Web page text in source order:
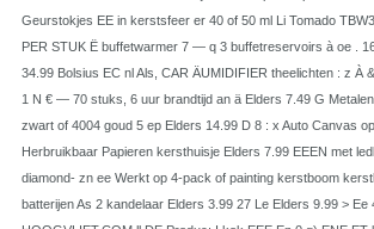
Geurstokjes EE in kerstsfeer er 40 of 50 ml Li Tomado
PER STUK Ë buffetwarmer 7 — q 3 buffetreservoirs à oe .
34.99 Bolsius EC nl Als, CAR ÄUMIDIFIER theelichten : z À
1 N € — 70 stuks, 6 uur brandtijd an ä Elders 7.49 G
zwart of 4004 goud 5 ep Elders 14.99 D 8 : x Auto Canvas
Herbruikbaar Papieren kersthuisje Elders 7.99 EEEN met
diamond- zn ee Werkt op 4-pack of painting kerstboom
batterijen As 2 kandelaar Elders 3.99 27 Le Elders 9.99 >